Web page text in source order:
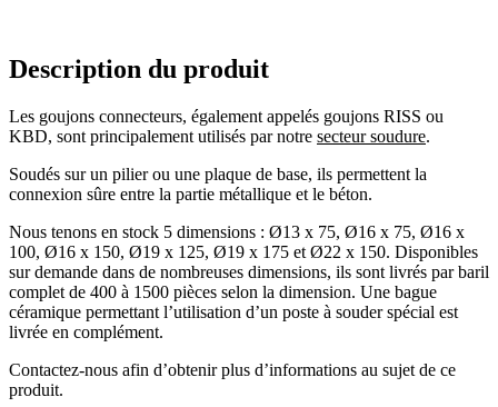
Description du produit
Les goujons connecteurs, également appelés goujons RISS ou
KBD, sont principalement utilisés par notre secteur soudure.
Soudés sur un pilier ou une plaque de base, ils permettent la
connexion sûre entre la partie métallique et le béton.
Nous tenons en stock 5 dimensions : Ø13 x 75, Ø16 x 75, Ø16 x
100, Ø16 x 150, Ø19 x 125, Ø19 x 175 et Ø22 x 150. Disponibles
sur demande dans de nombreuses dimensions, ils sont livrés par baril
complet de 400 à 1500 pièces selon la dimension. Une bague
céramique permettant l’utilisation d’un poste à souder spécial est
livrée en complément.
Contactez-nous afin d’obtenir plus d’informations au sujet de ce
produit.